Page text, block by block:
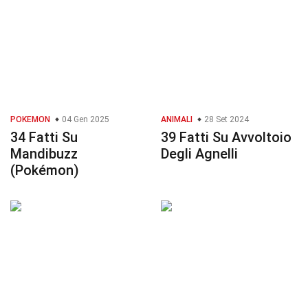
POKEMON 04 Gen 2025
34 Fatti Su
Mandibuzz
(Pokémon)
ANIMALI 28 Set 2024
39 Fatti Su Avvoltoio
Degli Agnelli